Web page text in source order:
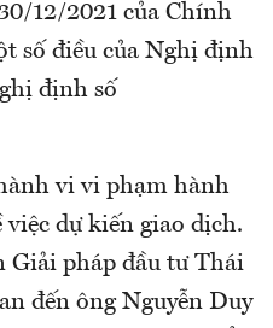
12/2021 của Chính
số điều của Nghị định
định số
vi vi phạm hành
dự kiến giao dịch.
Giải pháp đầu tư Thái
đến ông Nguyễn Duy